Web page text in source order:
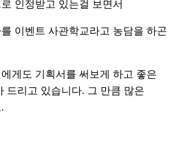
인정받고 있는걸 보면서
이벤트 사관학교라고 농담을 하곤
게도 기획서를 써보게 하고 좋은
드리고 있습니다. 그 만큼 많은
.